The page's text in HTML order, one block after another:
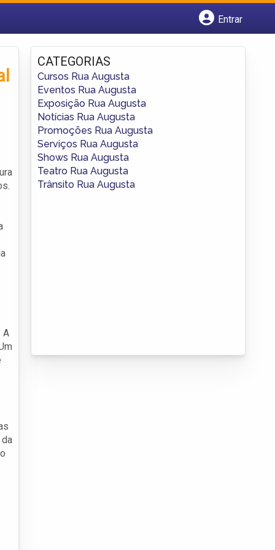
Entrar
Fazer login
Criar conta
A
CATEGORIAS
Cursos Rua Augusta
Eventos Rua Augusta
Exposição Rua Augusta
Notícias Rua Augusta
Promoções Rua Augusta
Serviços Rua Augusta
Shows Rua Augusta
Teatro Rua Augusta
Trânsito Rua Augusta